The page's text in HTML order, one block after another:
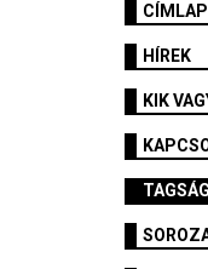
CÍMLAP
HÍREK
KIK
TAGSÁG